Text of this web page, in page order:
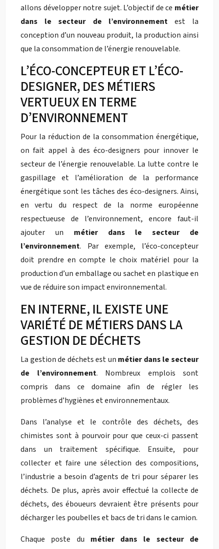
allons développer notre sujet. L’objectif de ce métier
dans le secteur de l’environnementest la
conception d’un nouveau produit, la production ainsi
que la consommation de l’énergie renouvelable.
L’ÉCO-CONCEPTEUR ET L’ÉCO-
DESIGNER, DES MÉTIERS
VERTUEUX EN TERME
D’ENVIRONNEMENT
Pour la réduction de la consommation énergétique,
on fait appel à des éco-designers pour innover le
secteur de l’énergie renouvelable. La lutte contre le
gaspillage et l’amélioration de la performance
énergétique sont les tâches des éco-designers. Ainsi,
en vertu du respect de la norme européenne
respectueuse de l’environnement, encore faut-il
ajouter un métier dans le secteur de
l’environnement. Par exemple, l’éco-concepteur
doit prendre en compte le choix matériel pour la
production d’un emballage ou sachet en plastique en
vue de réduire son impact environnemental.
EN INTERNE, IL EXISTE UNE
VARIÉTÉ DE MÉTIERS DANS LA
GESTION DE DÉCHETS
La gestion de déchets est un métier dans le secteur
de l’environnement. Nombreux emplois sont
compris dans ce domaine afin de régler les
problèmes d’hygiènes et environnementaux.
Dans l’analyse et le contrôle des déchets, des
chimistes sont à pourvoir pour que ceux-ci passent
dans un traitement spécifique. Ensuite, pour
collecter et faire une sélection des compositions,
l’industrie a besoin d’agents de tri pour séparer les
déchets. De plus, après avoir effectué la collecte de
déchets, des éboueurs devraient être présents pour
décharger les poubelles et bacs de tri dans le camion.
Chaque poste du métier dans le secteur de